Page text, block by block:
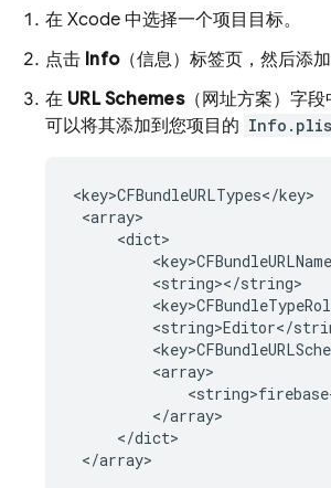
在 Xcode 中选择一个项目目标。
点击 Info（信息）标签页，然后添
在 URL Schemes（网址方案）字段
可以将其添加到您项目的
<key>CFBundleURLTypes</key>
<array>
     <dict>
         <string></string>
<string>Editor</
         <array>
         </array>
     </dict>